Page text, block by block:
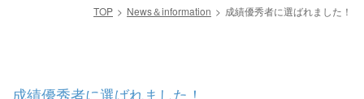
TOP News＆information 成績優秀者に選ばれました！
成績優秀者に選ばれました！